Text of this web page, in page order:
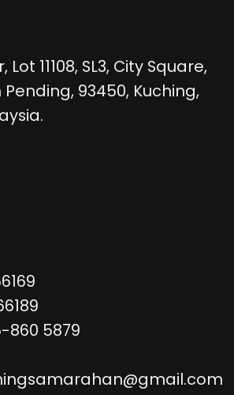
Lot 11108, SL3, City Square,
93450, Kuching,
860 5879